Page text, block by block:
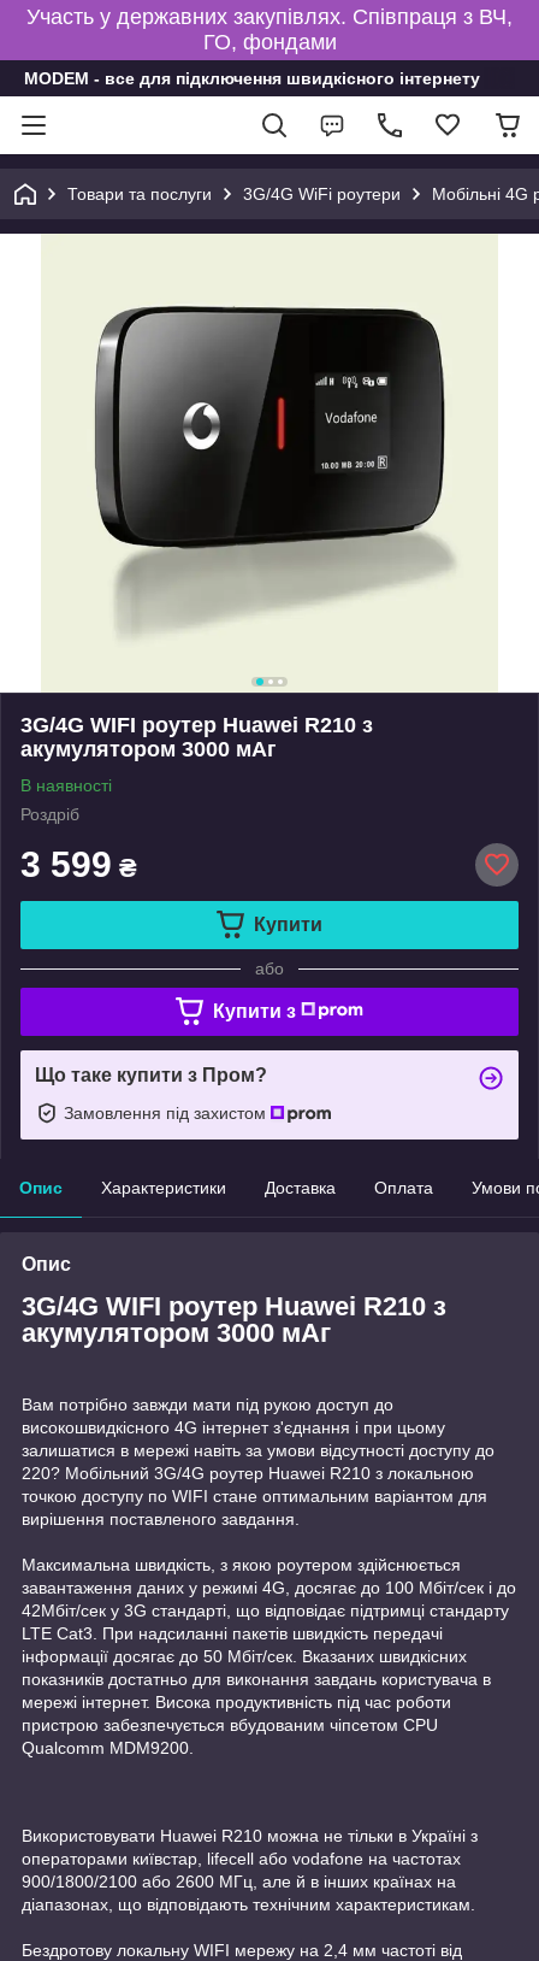
Участь у державних закупівлях. Співпраця з ВЧ,
ГО, фондами
MODEM - все для підключення швидкісного інтернету
Товари та послуги 3G/4G WiFi роутери Мобільні 4G
3G/4G WIFI роутер Huawei R210 з
акумулятором 3000 мАг
В наявності
Роздріб
3 599 ₴
Купити
або
Купити з
Що таке купити з Пром?
Замовлення під захистом
Опис Характеристики Доставка Оплата Умови
Опис
3G/4G WIFI роутер Huawei R210 з
акумулятором 3000 мАг
Вам потрібно завжди мати під рукою доступ до
високошвидкісного 4G інтернет з'єднання і при цьому
залишатися в мережі навіть за умови відсутності доступу до
220? Мобільний 3G/4G роутер Huawei R210 з локальною
точкою доступу по WIFI стане оптимальним варіантом для
вирішення поставленого завдання.
Максимальна швидкість, з якою роутером здійснюється
завантаження даних у режимі 4G, досягає до 100 Мбіт/сек і до
42Мбіт/сек у 3G стандарті, що відповідає підтримці стандарту
LTE Cat3. При надсиланні пакетів швидкість передачі
інформації досягає до 50 Мбіт/сек. Вказаних швидкісних
показників достатньо для виконання завдань користувача в
мережі інтернет. Висока продуктивність під час роботи
пристрою забезпечується вбудованим чіпсетом CPU
Qualcomm MDM9200.
Використовувати Huawei R210 можна не тільки в Україні з
операторами київстар, lifecell або vodafone на частотах
900/1800/2100 або 2600 МГц, але й в інших країнах на
діапазонах, що відповідають технічним характеристикам.
Бездротову локальну WIFI мережу на 2,4 мм частоті від